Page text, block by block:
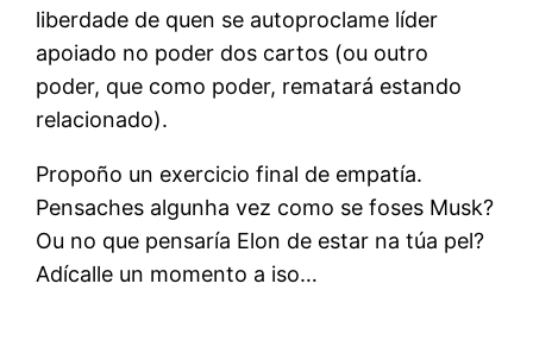
liberdade de quen se autoproclame líder
apoiado no poder dos cartos (ou outro
poder, que como poder, rematará estando
relacionado).
Propoño un exercicio final de empatía.
Pensaches algunha vez como se foses Musk?
Ou no que pensaría Elon de estar na túa pel?
Adícalle un momento a iso…